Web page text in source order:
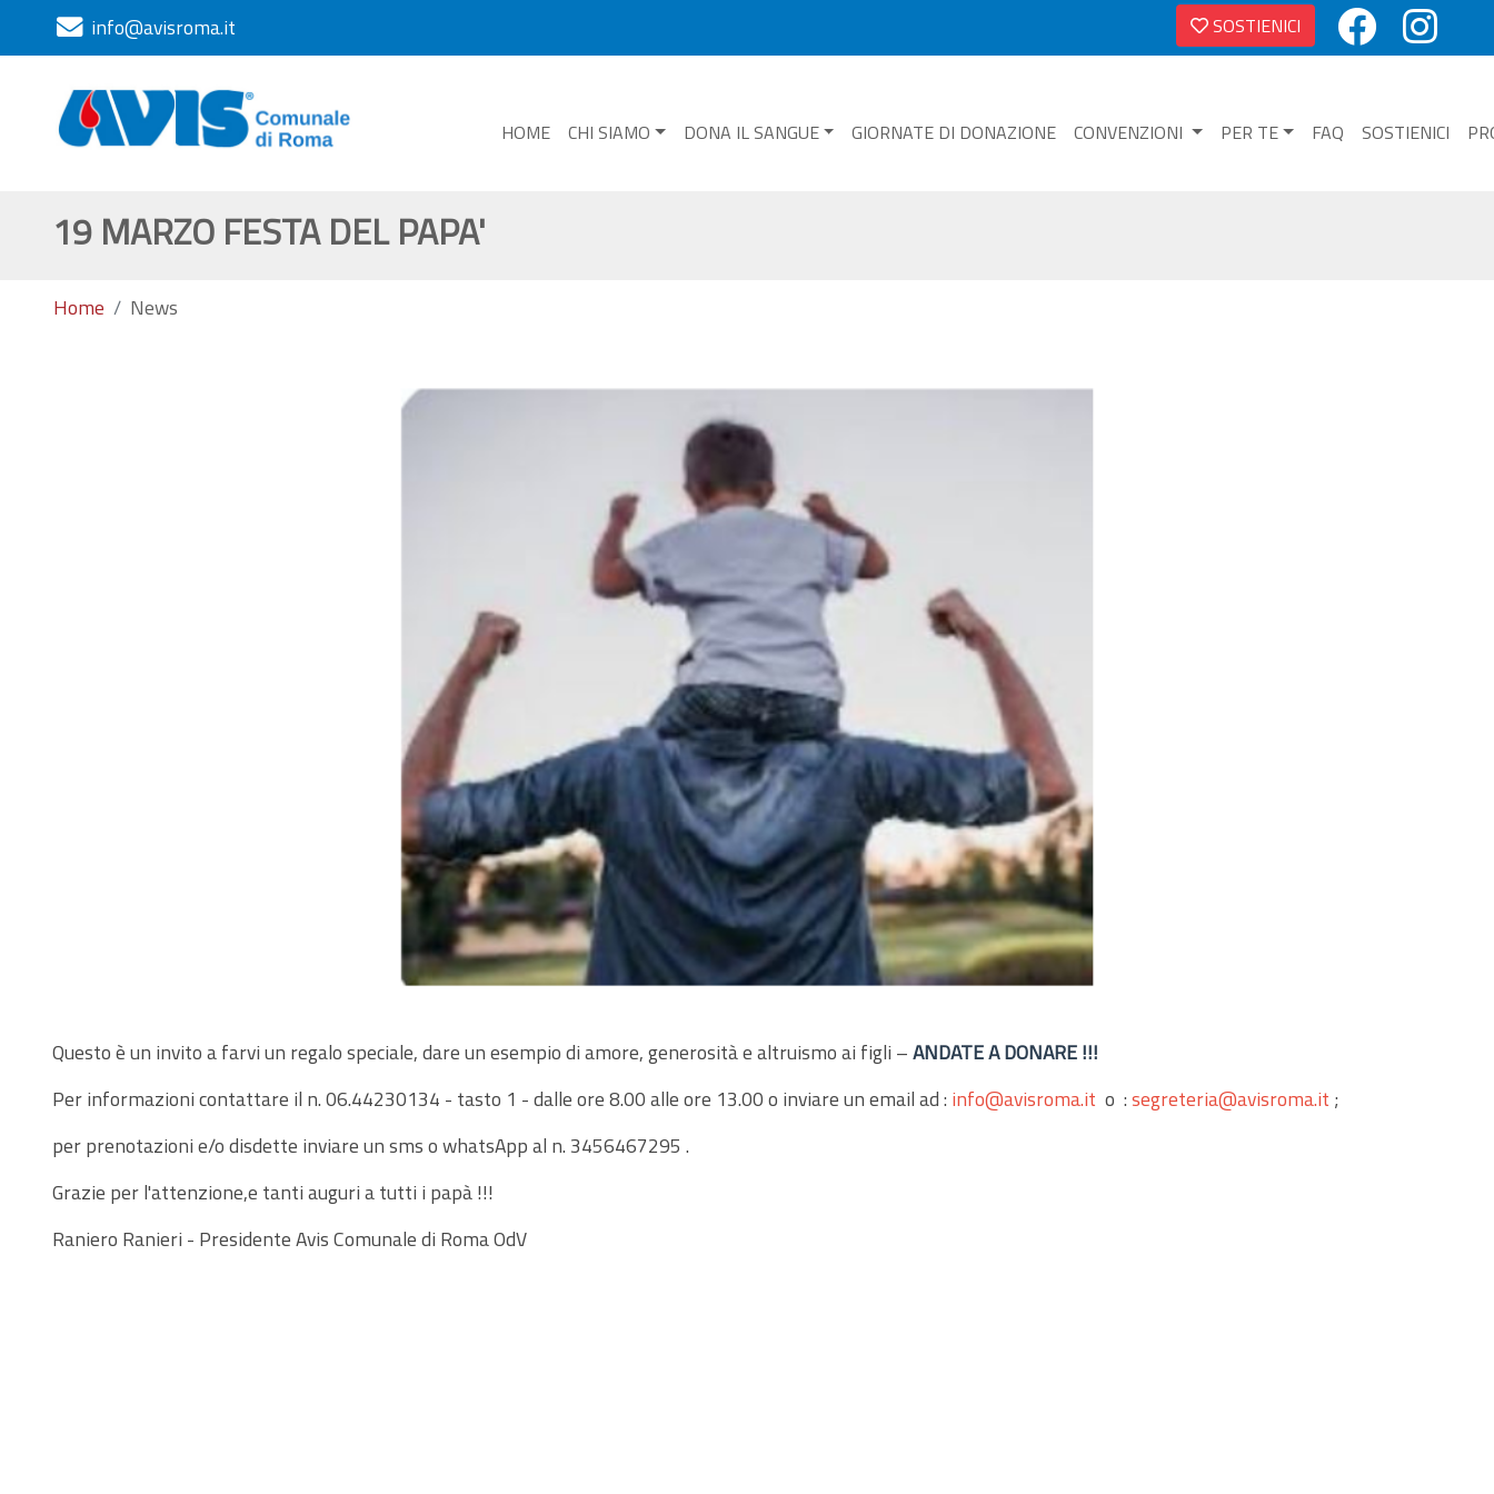
info@avisroma.it SOSTIENICI
HOME CHI SIAMO DONA IL SANGUE GIORNATE DI DONAZIONE CONVENZIONI PER TE FAQ SOSTIENICI
19 MARZO FESTA DEL PAPA'
Home News
Questo è un invito a farvi un regalo speciale, dare un esempio di amore, generosità e altruismo ai figli –ANDATE A DONARE !!!
Per informazioni contattare il n. 06.44230134 - tasto 1 - dalle ore 8.00 alle ore 13.00 o inviare un email ad : info@avisroma.it o :segreteria@avisroma.it ;
per prenotazioni e/o disdette inviare un sms o whatsApp al n. 3456467295 .
Grazie per l'attenzione,e tanti auguri a tutti i papà !!!
Raniero Ranieri - Presidente Avis Comunale di Roma OdV